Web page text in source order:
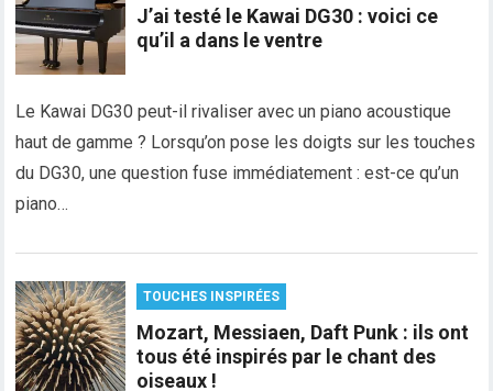
J’ai testé le Kawai DG30 : voici ce
qu’il a dans le ventre
Le Kawai DG30 peut-il rivaliser avec un piano acoustique
haut de gamme ? Lorsqu’on pose les doigts sur les touches
du DG30, une question fuse immédiatement : est-ce qu’un
piano…
TOUCHES INSPIRÉES
Mozart, Messiaen, Daft Punk : ils ont
tous été inspirés par le chant des
oiseaux !